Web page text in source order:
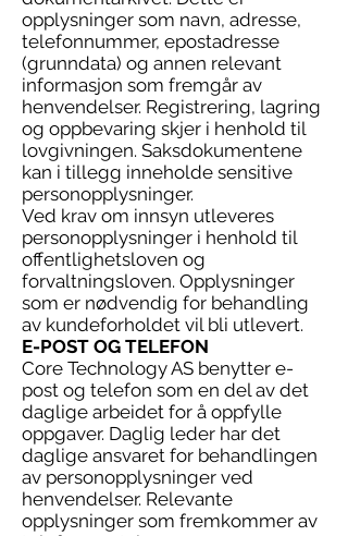
opplysninger som navn, adresse,
telefonnummer, epostadresse
(grunndata) og annen relevant
informasjon som fremgår av
henvendelser. Registrering, lagring
og oppbevaring skjer i henhold til
lovgivningen. Saksdokumentene
kan i tillegg inneholde sensitive
personopplysninger.
Ved krav om innsyn utleveres
personopplysninger i henhold til
offentlighetsloven og
forvaltningsloven. Opplysninger
som er nødvendig for behandling
av kundeforholdet vil bli utlevert.
E-POST OG TELEFON
Core Technology AS benytter e-
post og telefon som en del av det
daglige arbeidet for å oppfylle
oppgaver. Daglig leder har det
daglige ansvaret for behandlingen
av personopplysninger ved
henvendelser. Relevante
opplysninger som fremkommer av